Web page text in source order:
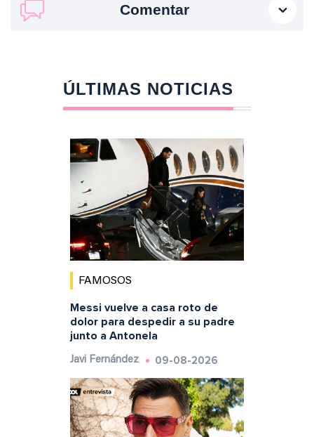
Comentar
ÚLTIMAS NOTICIAS
FAMOSOS
Messi vuelve a casa roto de
dolor para despedir a su padre
junto a Antonela
Javi Fernández 09-08-2026